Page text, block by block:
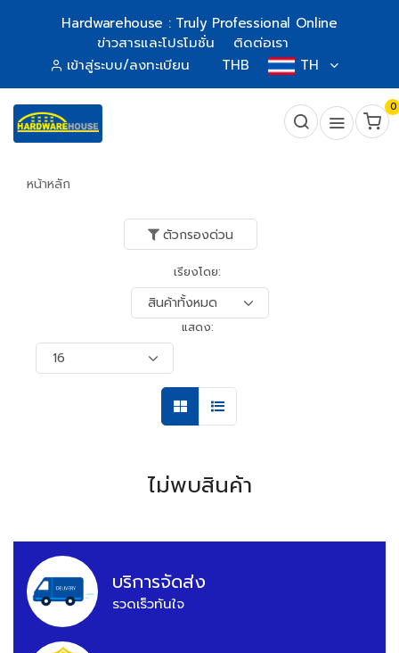
Hardwarehouse : Truly Professional Online
ข่าวสารและโปรโมชั่น
ติดต่อเรา
เข้าสู่ระบบ/ลงทะเบียน
THB TH
0
หน้าหลัก
ตัวกรองด่วน
เรียงโดย:
แสดง:
ไม่พบสินค้า
บริการจัดส่ง
รวดเร็วทันใจ